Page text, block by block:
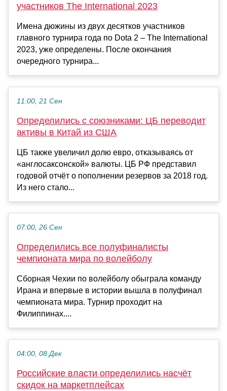
участников The International 2023
Имена дюжины из двух десятков участников
главного турнира года по Dota 2 – The International
2023, уже определены. После окончания
очередного турнира...
11:00, 21 Сен
Определились с союзниками: ЦБ переводит
активы в Китай из США
ЦБ также увеличил долю евро, отказываясь от
«англосаксонской» валюты. ЦБ РФ представил
годовой отчёт о пополнении резервов за 2018 год.
Из него стало...
07:00, 26 Сен
Определились все полуфиналисты
чемпионата мира по волейболу
Сборная Чехии по волейболу обыграла команду
Ирана и впервые в истории вышла в полуфинал
чемпионата мира. Турнир проходит на
Филиппинах....
04:00, 08 Дек
Российские власти определились насчёт
скидок на маркетплейсах